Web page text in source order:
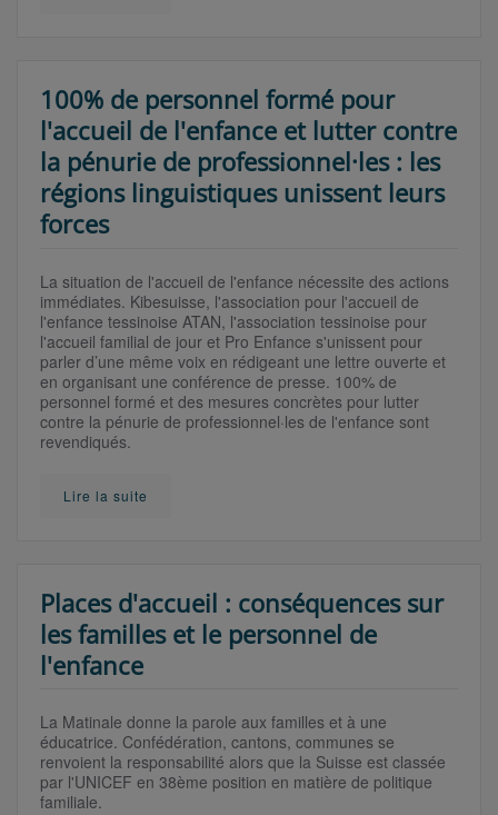
100% de personnel formé pour
l'accueil de l'enfance et lutter contre
la pénurie de professionnel·les : les
régions linguistiques unissent leurs
forces
La situation de l'accueil de l'enfance nécessite des actions
immédiates. Kibesuisse, l'association pour l'accueil de
l'enfance tessinoise ATAN, l'association tessinoise pour
l'accueil familial de jour et Pro Enfance s'unissent pour
parler d’une même voix en rédigeant une lettre ouverte et
en organisant une conférence de presse. 100% de
personnel formé et des mesures concrètes pour lutter
contre la pénurie de professionnel·les de l'enfance sont
revendiqués.
Lire la suite
Places d'accueil : conséquences sur
les familles et le personnel de
l'enfance
La Matinale donne la parole aux familles et à une
éducatrice. Confédération, cantons, communes se
renvoient la responsabilité alors que la Suisse est classée
par l'UNICEF en 38ème position en matière de politique
familiale.